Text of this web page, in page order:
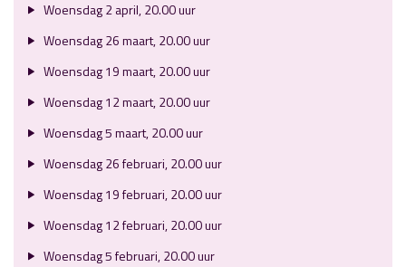
Woensdag 2 april, 20.00 uur
Woensdag 26 maart, 20.00 uur
Woensdag 19 maart, 20.00 uur
Woensdag 12 maart, 20.00 uur
Woensdag 5 maart, 20.00 uur
Woensdag 26 februari, 20.00 uur
Woensdag 19 februari, 20.00 uur
Woensdag 12 februari, 20.00 uur
Woensdag 5 februari, 20.00 uur